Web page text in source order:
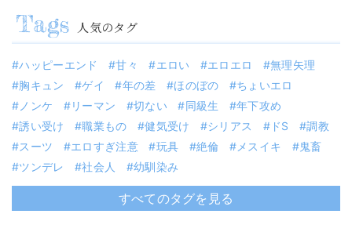
人気のタグ
ハッピーエンド 甘々 エロい エロエロ
無理矢理
胸キュン
ゲイ 年の差 ほのぼの
ちょいエロ
ノンケ
リーマン 切ない 同級生
年下攻め
誘い受け
職業もの 健気受け シリアス ドS
調教
スーツ
エロすぎ注意 玩具 絶倫 メスイキ
鬼畜
ツンデレ
社会人 幼馴染み
すべてのタグを見る